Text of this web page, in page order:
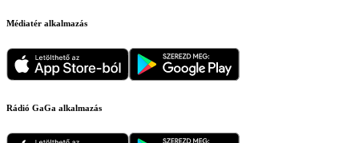
Médiatér alkalmazás
Rádió GaGa alkalmazás